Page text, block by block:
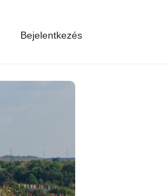
Bejelentkezés